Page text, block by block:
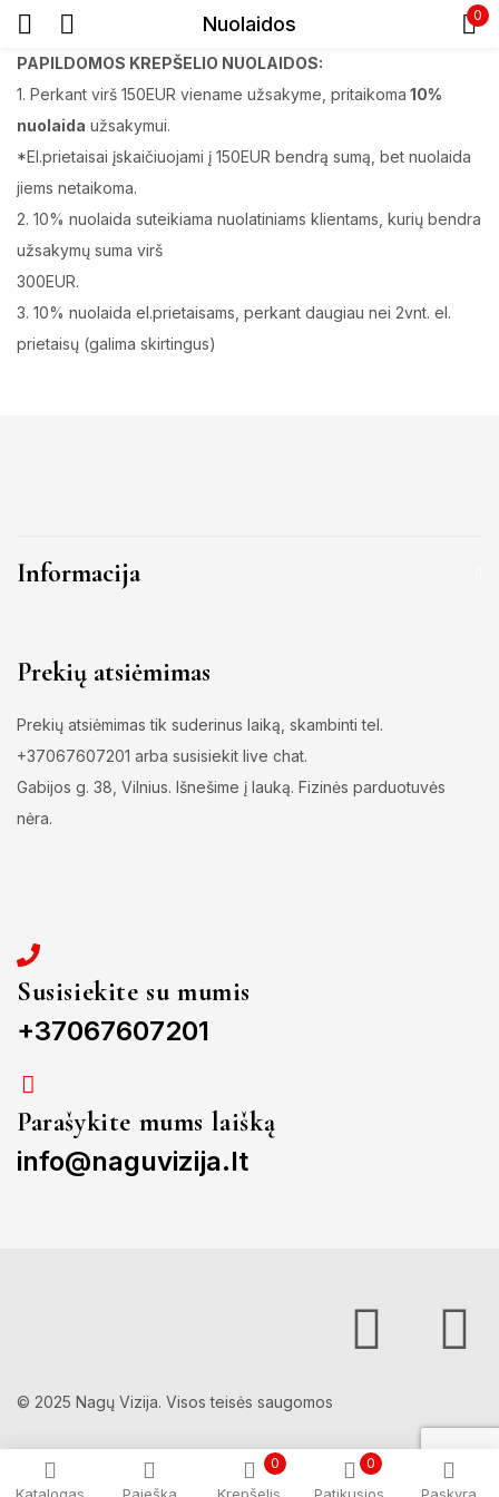
Nuolaidos 0
0 0
PAPILDOMOS KREPŠELIO NUOLAIDOS:
1. Perkant virš 150EUR viename užsakyme, pritaikoma 10%
nuolaida užsakymui.
*El.prietaisai įskaičiuojami į 150EUR bendrą sumą, bet nuolaida
jiems netaikoma.
2. 10% nuolaida suteikiama nuolatiniams klientams, kurių bendra
užsakymų suma virš
300EUR.
3. 10% nuolaida el.prietaisams, perkant daugiau nei 2vnt. el.
prietaisų (galima skirtingus)
Informacija
Prekių atsiėmimas
Prekių atsiėmimas tik suderinus laiką, skambinti tel.
+37067607201 arba susisiekit live chat.
Gabijos g. 38, Vilnius. Išnešime į lauką. Fizinės parduotuvės
nėra.
Susisiekite su mumis
+37067607201
Parašykite mums laišką
info@naguvizija.lt
© 2025 Nagų Vizija. Visos teisės saugomos
Prisijunkite
Prisiminti slaptažodį